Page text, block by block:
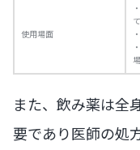
使用場面
また、飲み薬は全
要であり医師の処